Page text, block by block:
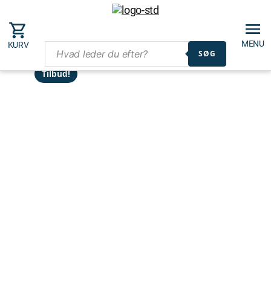
SØG
KURV MENU
Tilbud!